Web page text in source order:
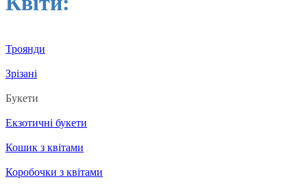
Троянди
Зрізані
Букети
Екзотичні букети
Кошик з квітами
Коробочки з квітами